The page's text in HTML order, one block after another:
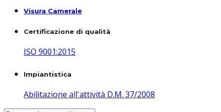
Visura Camerale
Certificazione di qualità
ISO 9001:2015
Impiantistica
Abilitazione all'attività D.M. 37/2008